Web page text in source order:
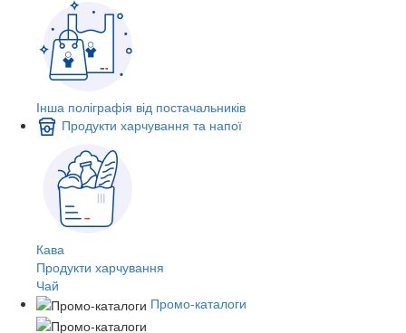
Інша поліграфія від постачальників
Продукти харчування та напої
Кава
Продукти харчування
Чай
Промо-каталоги